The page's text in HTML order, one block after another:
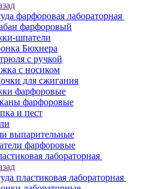
фарфоровая лабораторная
фарфоровый
шпатели
Бюхнера
с ручкой
с носиком
для сжигания
фарфоровые
фарфоровые
и пест
выпарительные
фарфоровые
лабораторная
пластиковая лабораторная